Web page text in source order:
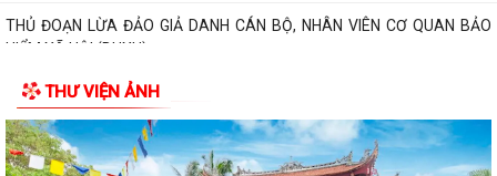
THỦ ĐOẠN LỪA ĐẢO GIẢ DANH CÁN BỘ, NHÂN VIÊN CƠ QUAN BẢO
HIỂM XÃ HỘI (BHXH)
Xã Trường Tân tăng cường phân loại chất thải rắn sinh hoạt tại nguồn,
thúc đẩy chuyển đổi xanh
Phát huy sức mạnh toàn xã hội trong kiểm soát mất cân bằng giới tính
THƯ VIỆN ẢNH